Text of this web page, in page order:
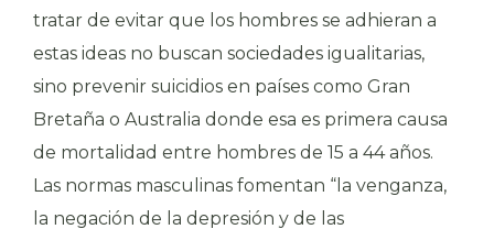
tratar de evitar que los hombres se adhieran a
estas ideas no buscan sociedades igualitarias,
sino prevenir suicidios en países como Gran
Bretaña o Australia donde esa es primera causa
de mortalidad entre hombres de 15 a 44 años.
Las normas masculinas fomentan “la venganza,
la negación de la depresión y de las